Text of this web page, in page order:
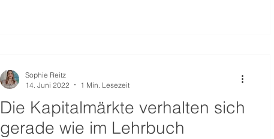
Die Kapitalmärkte verhalten sich
gerade wie im Lehrbuch
Sophie Reitz
14. Juni 2022
1 Min. Lesezeit